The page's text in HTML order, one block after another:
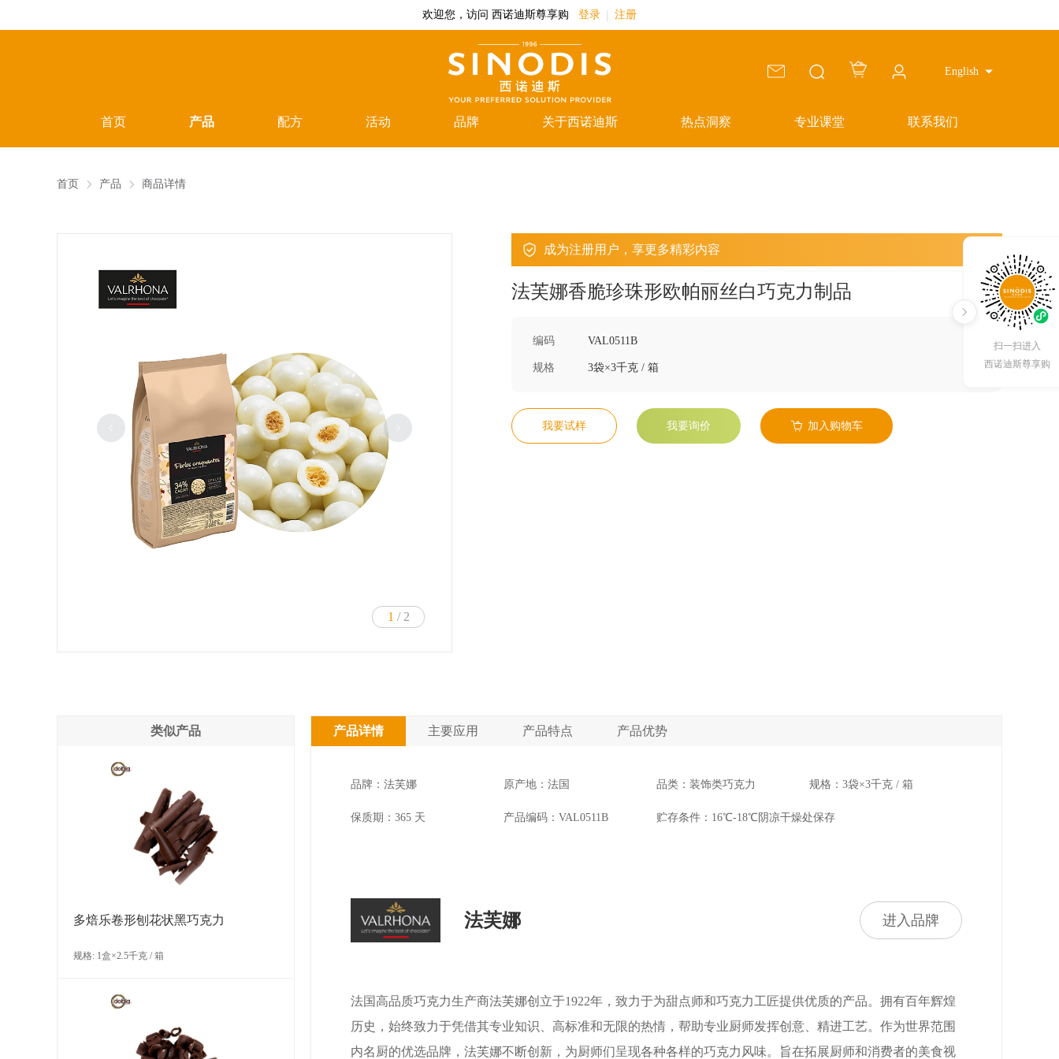
欢迎您，访问 西诺迪斯尊享购 登录 注册
English
首页 产品 配方 活动 品牌 关于西诺迪斯 热点洞察 专业课堂 联系我们
扫一扫进入
西诺迪斯尊享购
首页 产品 商品详情
1 / 2
成为注册用户，享更多精彩内容
法芙娜香脆珍珠形欧帕丽丝白巧克力制品
编码 VAL0511B
规格 3袋×3千克 / 箱
我要试样 我要询价 加入购物车
类似产品
多焙乐卷形刨花状黑巧克力
规格: 1盒×2.5千克 / 箱
产品详情 主要应用 产品特点 产品优势
品牌：法芙娜 原产地：法国 品类：装饰类巧克力 规格：3袋×3千克 / 箱
保质期：365 天 产品编码：VAL0511B 贮存条件：16℃-18℃阴凉干燥处保存
法芙娜 进入品牌
法国高品质巧克力生产商法芙娜创立于1922年，致力于为甜点师和巧克力工匠提供优质的产品。拥有百年辉煌
历史，始终致力于凭借其专业知识、高标准和无限的热情，帮助专业厨师发挥创意、精进工艺。作为世界范围
内名厨的优选品牌，法芙娜不断创新，为厨师们呈现各种各样的巧克力风味。旨在拓展厨师和消费者的美食视